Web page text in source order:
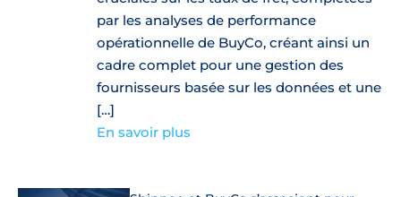
par les analyses de performance
opérationnelle de BuyCo, créant ainsi un
cadre complet pour une gestion des
fournisseurs basée sur les données et une
[…]
En savoir plus